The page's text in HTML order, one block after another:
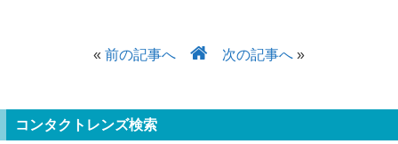
« 前の記事へ 次の記事へ »
コンタクトレンズ検索